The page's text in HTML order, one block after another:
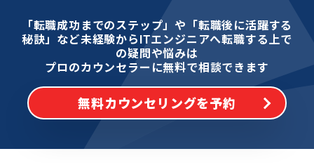
「転職成功までのステップ」や「転職後に活躍する
秘訣」など未経験からITエンジニアへ転職する上で
の疑問や悩みは
プロのカウンセラーに無料で相談できます
無料カウンセリングを予約